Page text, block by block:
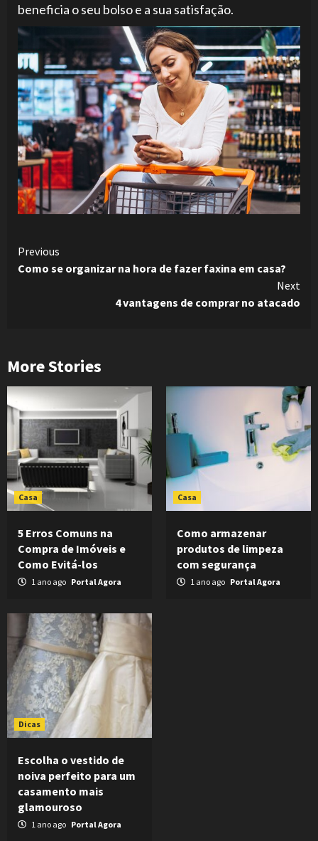
beneficia o seu bolso e a sua satisfação.
Continue
Reading
Previous
Como se organizar na hora de fazer faxina em casa?
Next
4 vantagens de comprar no atacado
More Stories
Casa
5 Erros Comuns na
Compra de Imóveis e
Como Evitá-los
1 ano ago Portal Agora
Casa
Como armazenar
produtos de limpeza
com segurança
1 ano ago Portal Agora
Dicas
Escolha o vestido de
noiva perfeito para um
casamento mais
glamouroso
1 ano ago Portal Agora